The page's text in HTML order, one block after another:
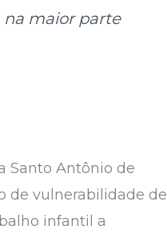
na maior parte
Santo Antônio de
de vulnerabilidade de
infantil a